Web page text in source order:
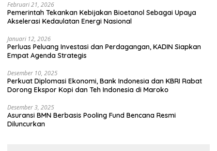
Februari 21, 2026
Pemerintah Tekankan Kebijakan Bioetanol Sebagai Upaya
Akselerasi Kedaulatan Energi Nasional
Januari 12, 2026
Perluas Peluang Investasi dan Perdagangan, KADIN Siapkan
Empat Agenda Strategis
Desember 10, 2025
Perkuat Diplomasi Ekonomi, Bank Indonesia dan KBRI Rabat
Dorong Ekspor Kopi dan Teh Indonesia di Maroko
Desember 3, 2025
Asuransi BMN Berbasis Pooling Fund Bencana Resmi
Diluncurkan